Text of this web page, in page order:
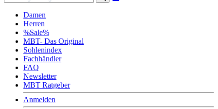
Suchen
Damen
Herren
%Sale%
MBT- Das Original
Sohlenindex
Fachhändler
FAQ
Newsletter
MBT Ratgeber
Anmelden